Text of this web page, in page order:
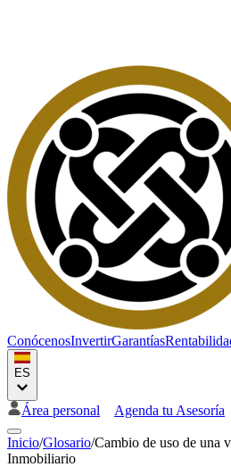
ConócenosInvertirGarantías
ES
Área personal Agenda tu Asesoría
Inicio/Glosario/Cambio de uso de una
Inmobiliario